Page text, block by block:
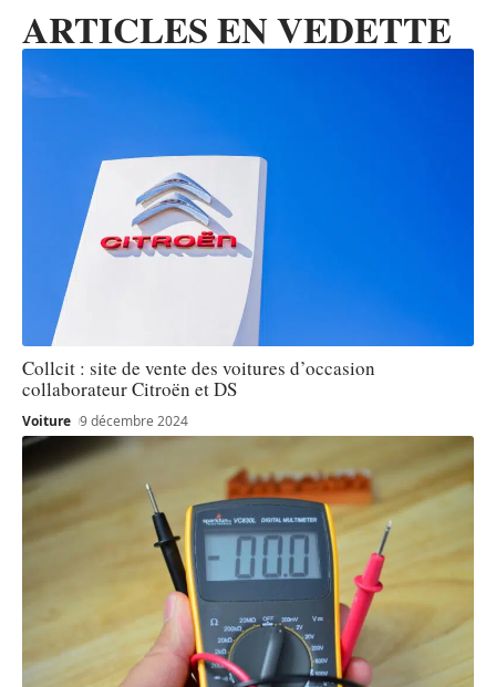
ARTICLES EN VEDETTE
Collcit : site de vente des voitures d’occasion
collaborateur Citroën et DS
Voiture 9 décembre 2024